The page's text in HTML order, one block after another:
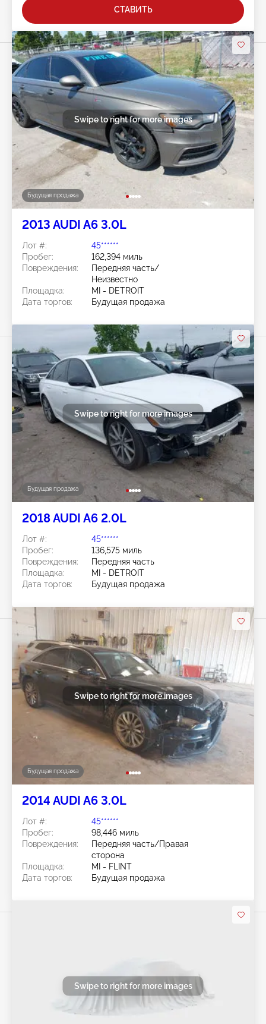
СТАВИТЬ
Будущая продажа
Swipe to right for more images
2013 AUDI A6 3.0L
Лот #:
45******
Пробег:
162,394 миль
Повреждения:
Передняя часть/
Неизвестно
Площадка:
MI - DETROIT
Дата торгов:
Будущая продажа
Будущая продажа
Swipe to right for more images
2018 AUDI A6 2.0L
Лот #:
45******
Пробег:
136,575 миль
Повреждения:
Передняя часть
Площадка:
MI - DETROIT
Дата торгов:
Будущая продажа
Будущая продажа
Swipe to right for more images
2014 AUDI A6 3.0L
Лот #:
45******
Пробег:
98,446 миль
Повреждения:
Передняя часть/Правая
сторона
Площадка:
MI - FLINT
Дата торгов:
Будущая продажа
Swipe to right for more images